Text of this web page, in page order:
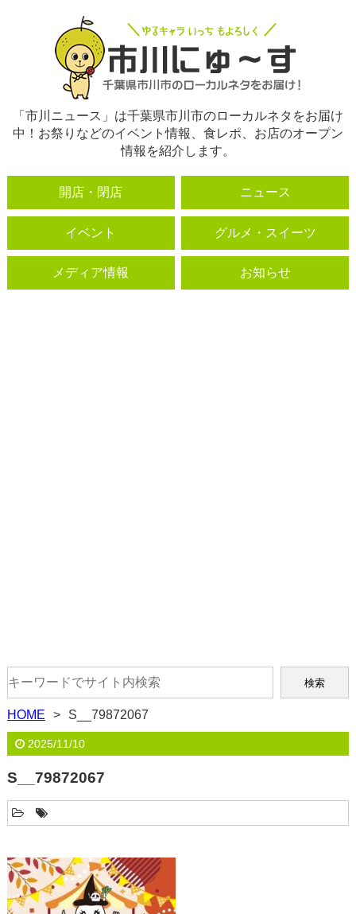
「市川ニュース」は千葉県市川市のローカルネタをお届け
中！お祭りなどのイベント情報、食レポ、お店のオープン
情報を紹介します。
開店・閉店 ニュース
イベント グルメ・スイーツ
メディア情報 お知らせ
HOME S__79872067
2025/11/10
S__79872067